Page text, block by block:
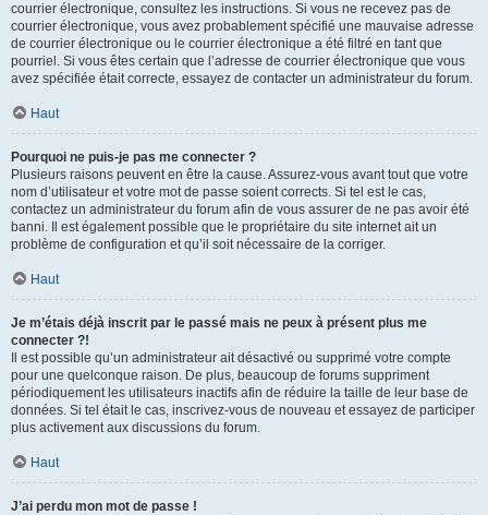
courrier électronique, consultez les instructions. Si vous ne recevez pas de
courrier électronique, vous avez probablement spécifié une mauvaise adresse
de courrier électronique ou le courrier électronique a été filtré en tant que
pourriel. Si vous êtes certain que l’adresse de courrier électronique que vous
avez spécifiée était correcte, essayez de contacter un administrateur du forum.
Haut
Pourquoi ne puis-je pas me connecter ?
Plusieurs raisons peuvent en être la cause. Assurez-vous avant tout que votre
nom d’utilisateur et votre mot de passe soient corrects. Si tel est le cas,
contactez un administrateur du forum afin de vous assurer de ne pas avoir été
banni. Il est également possible que le propriétaire du site internet ait un
problème de configuration et qu’il soit nécessaire de la corriger.
Haut
Je m’étais déjà inscrit par le passé mais ne peux à présent plus me
connecter ?!
Il est possible qu’un administrateur ait désactivé ou supprimé votre compte
pour une quelconque raison. De plus, beaucoup de forums suppriment
périodiquement les utilisateurs inactifs afin de réduire la taille de leur base de
données. Si tel était le cas, inscrivez-vous de nouveau et essayez de participer
plus activement aux discussions du forum.
Haut
J’ai perdu mon mot de passe !